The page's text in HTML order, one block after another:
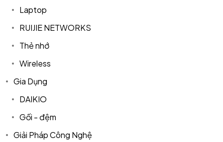
Laptop
RUIJIE NETWORKS
Thẻ nhớ
Wireless
Gia Dụng
DAIKIO
Gối - đệm
Giải Pháp Công Nghệ